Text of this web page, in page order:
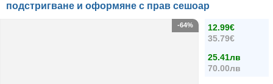
подстригване и оформяне с прав сешоар
12.99€
35.79€
25.41лв
70.00лв
-64%